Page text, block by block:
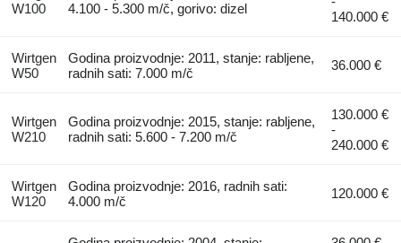
W100
4.100 - 5.300 m/č, gorivo: dizel
140.000 €
Wirtgen
W50
Godina proizvodnje: 2011, stanje: rabljene,
radnih sati: 7.000 m/č
36.000 €
Wirtgen
W210
Godina proizvodnje: 2015, stanje: rabljene,
radnih sati: 5.600 - 7.200 m/č
130.000 €
-
240.000 €
Wirtgen
W120
Godina proizvodnje: 2016, radnih sati:
4.000 m/č
120.000 €